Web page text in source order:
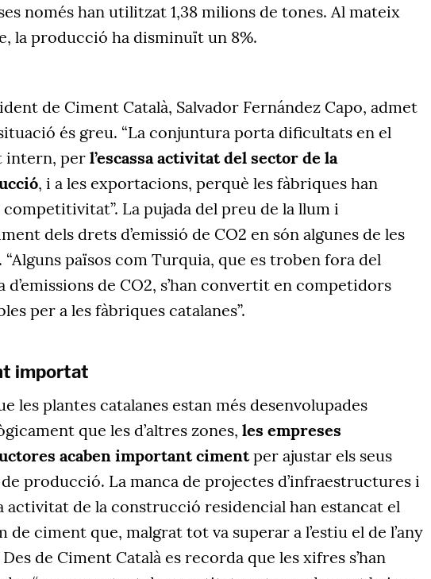
només han utilitzat 1,38 milions de tones. Al mateix
la producció ha disminuït un 8%.
de Ciment Català, Salvador Fernández Capo, admet
és greu. “La conjuntura porta dificultats en el
intern, per l’escassa activitat del sector de la
, i a les exportacions, perquè les fàbriques han
La pujada del preu de la llum i
dels drets d’emissió de CO2 en són algunes de les
“Alguns països com Turquia, que es troben fora del
d’emissions de CO2, s’han convertit en competidors
per a les fàbriques catalanes”.
importat
les plantes catalanes estan més desenvolupades
que les d’altres zones, les empreses
acaben important cimentper ajustar els seus
producció. La manca de projectes d’infraestructures i
activitat de la construcció residencial han estancat el
de ciment que, malgrat tot va superar a l’estiu el de l’any
Des de Ciment Català es recorda que les xifres s’han